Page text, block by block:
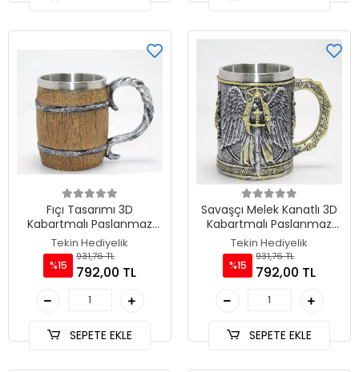
Fıçı Tasarımı 3D
Kabartmalı Paslanmaz
Çelik Kupa Bardak
TKN4385
Tekin Hediyelik
%15
931,76 TL
792,00 TL
SEPETE EKLE
Savaşçı Melek Kanatlı 3D
Kabartmalı Paslanmaz
Çelik Kupa TKN4384
Tekin Hediyelik
%15
931,76 TL
792,00 TL
SEPETE EKLE